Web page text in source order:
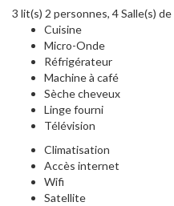
3 lit(s) 2 personnes, 4 Salle(s) de
Cuisine
Micro-Onde
Réfrigérateur
Machine à café
Sèche cheveux
Linge fourni
Télévision
Climatisation
Accès internet
Wifi
Satellite